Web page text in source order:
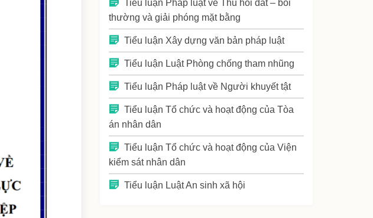
Tiểu luận Pháp luật về Thu hồi đất – bồi
thường và giải phóng mặt bằng
Tiểu luận Xây dựng văn bản pháp luật
Tiểu luận Luật Phòng chống tham nhũng
Tiểu luận Pháp luật về Người khuyết tật
Tiểu luận Tổ chức và hoạt động của Tòa
án nhân dân
Tiểu luận Tổ chức và hoạt động của Viện
kiểm sát nhân dân
Tiểu luận Luật An sinh xã hội